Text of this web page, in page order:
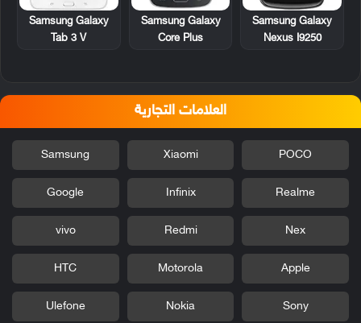
Samsung Galaxy
Nexus I9250
Samsung Galaxy
Core Plus
Samsung Galaxy
Tab 3 V
العلامات التجارية
POCO
Xiaomi
Samsung
Realme
Infinix
Google
Nex
Redmi
vivo
Apple
Motorola
HTC
Sony
Nokia
Ulefone